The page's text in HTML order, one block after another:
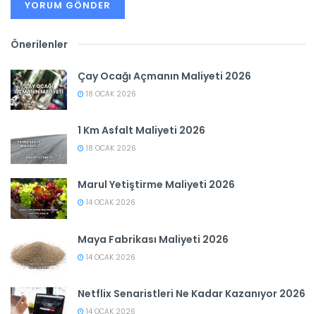
Önerilenler
Çay Ocağı Açmanın Maliyeti 2026
18 OCAK 2026
1 Km Asfalt Maliyeti 2026
18 OCAK 2026
Marul Yetiştirme Maliyeti 2026
14 OCAK 2026
Maya Fabrikası Maliyeti 2026
14 OCAK 2026
Netflix Senaristleri Ne Kadar Kazanıyor 2026
14 OCAK 2026